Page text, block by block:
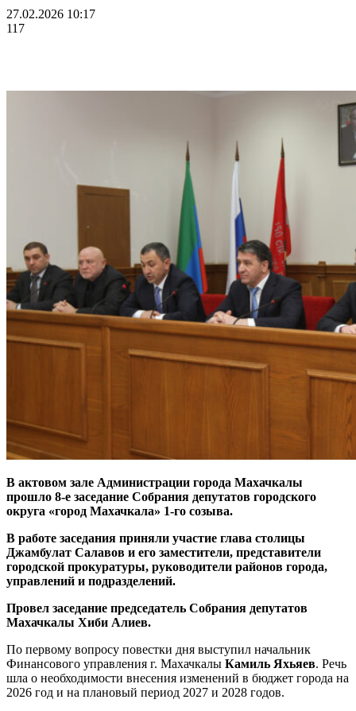
27.02.2026 10:17
117
В актовом зале Администрации города Махачкалы
прошло 8-е заседание Собрания депутатов городского
округа «город Махачкала» 1-го созыва.
В работе заседания приняли участие глава столицы
Джамбулат Салавов и его заместители, представители
городской прокуратуры, руководители районов города,
управлений и подразделений.
Провел заседание председатель Собрания депутатов
Махачкалы Хиби Алиев.
По первому вопросу повестки дня выступил начальник
Финансового управления г. Махачкалы Камиль Яхьяев. Речь
шла о необходимости внесения изменений в бюджет города на
2026 год и на плановый период 2027 и 2028 годов.